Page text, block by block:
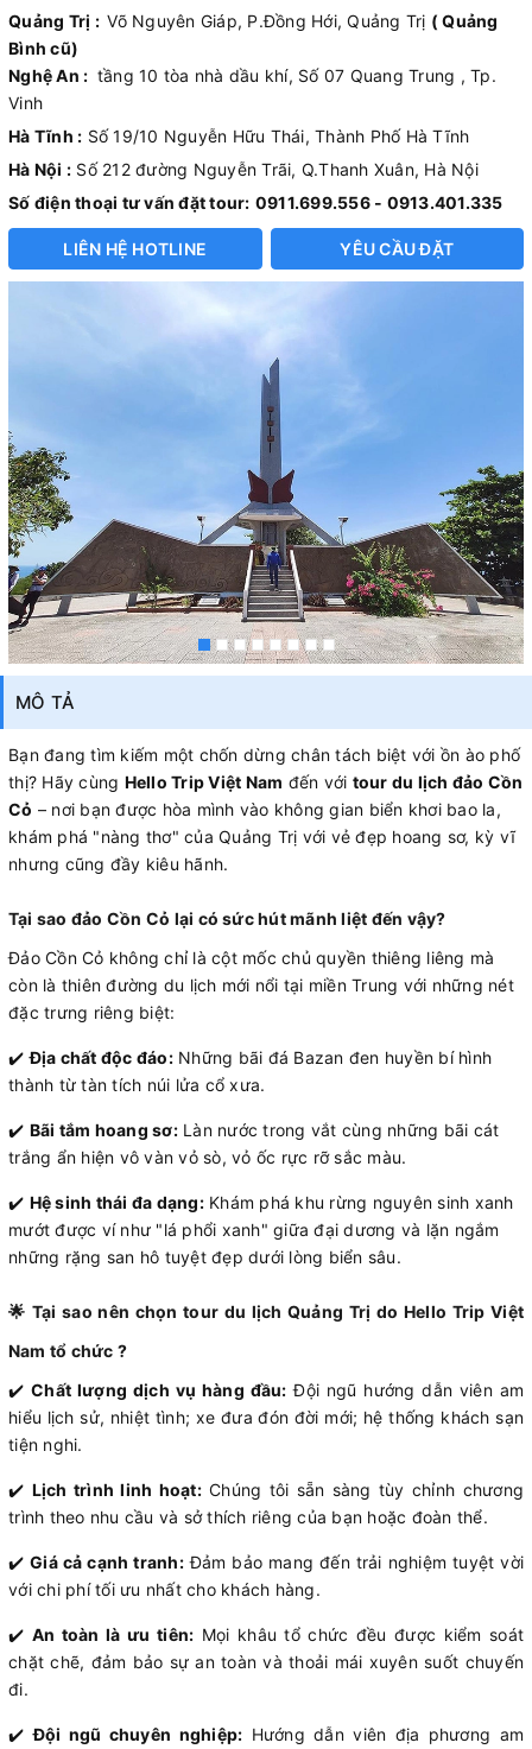
MÔ TẢ
Bạn đang tìm kiếm một chốn dừng chân tách biệt với ồn ào phố
thị? Hãy cùng Hello Trip Việt Nam đến với tour du lịch đảo Cồn
Cỏ – nơi bạn được hòa mình vào không gian biển khơi bao la,
khám phá "nàng thơ" của Quảng Trị với vẻ đẹp hoang sơ, kỳ vĩ
nhưng cũng đầy kiêu hãnh.
Tại sao đảo Cồn Cỏ lại có sức hút mãnh liệt đến vậy?
Đảo Cồn Cỏ không chỉ là cột mốc chủ quyền thiêng liêng mà
còn là thiên đường du lịch mới nổi tại miền Trung với những nét
đặc trưng riêng biệt:
✔️Địa chất độc đáo:Những bãi đá Bazan đen huyền bí hình
thành từ tàn tích núi lửa cổ xưa.
✔️ Bãi tắm hoang sơ:Làn nước trong vắt cùng những bãi cát
trắng ẩn hiện vô vàn vỏ sò, vỏ ốc rực rỡ sắc màu.
✔️ Hệ sinh thái đa dạng:Khám phá khu rừng nguyên sinh xanh
mướt được ví như "lá phổi xanh" giữa đại dương và lặn ngắm
những rặng san hô tuyệt đẹp dưới lòng biển sâu.
🌟 Tại sao nên chọn tour du lịch Quảng Trị do Hello Trip Việt
Nam tổ chức ?
✔️ Chất lượng dịch vụ hàng đầu: Đội ngũ hướng dẫn viên am
hiểu lịch sử, nhiệt tình; xe đưa đón đời mới; hệ thống khách sạn
tiện nghi.
✔️ Lịch trình linh hoạt:Chúng tôi sẵn sàng tùy chỉnh chương
trình theo nhu cầu và sở thích riêng của bạn hoặc đoàn thể.
✔️Giá cả cạnh tranh:Đảm bảo mang đến trải nghiệm tuyệt vời
với chi phí tối ưu nhất cho khách hàng.
✔️ An toàn là ưu tiên: Mọi khâu tổ chức đều được kiểm soát
chặt chẽ, đảm bảo sự an toàn và thoải mái xuyên suốt chuyến
đi.
✔️Đội ngũ chuyên nghiệp: Hướng dẫn viên địa phương am
Quảng Trị :Võ Nguyên Giáp, P.Đồng Hới, Quảng Trị ( Quảng
Bình cũ)
Nghệ An : tầng 10 tòa nhà dầu khí, Số 07 Quang Trung , Tp.
Vinh
Hà Tĩnh : Số 19/10 Nguyễn Hữu Thái, Thành Phố Hà Tĩnh
Hà Nội : Số 212 đường Nguyễn Trãi, Q.Thanh Xuân, Hà Nội
Số điện thoại tư vấn đặt tour: 0911.699.556 - 0913.401.335
LIÊN HỆ HOTLINE YÊU CẦU ĐẶT